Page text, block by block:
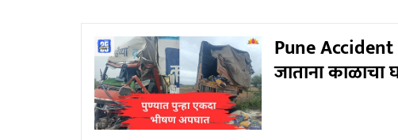
Pune Accident
जाताना काळाचा